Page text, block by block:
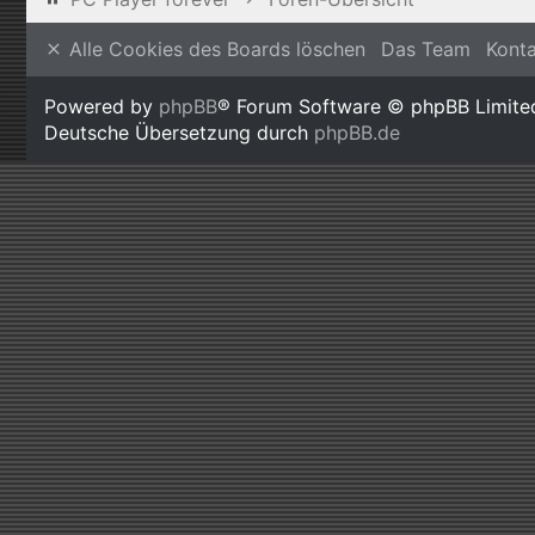
Alle Cookies des Boards löschen Das Team
Powered by phpBB® Forum Software © phpBB
Deutsche Übersetzung durch phpBB.de